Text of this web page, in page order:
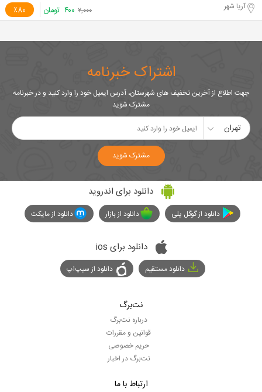
٪80 آریا شهر ۲,۰۰۰ ۴۰۰ تومان
اشتراک خبرنامه
جهت اطلاع از آخرین تخفیف های شهرستان، آدرس ایمیل خود را وارد کنید و در خبرنامه
مشترک شوید
تهران
مشترک شوید
دانلود برای اندروید
دانلود از گوگل پلی دانلود از بازار دانلود از مایکت
دانلود برای ios
دانلود مستقیم دانلود از سیپ‌اپ
نت‌برگ
درباره نت‌برگ
قوانین و مقررات
حریم خصوصی
نت‌برگ در اخبار
ارتباط با ما